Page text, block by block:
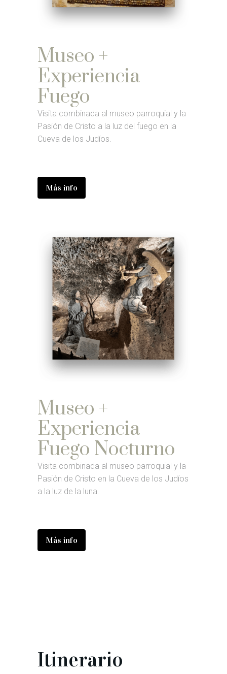
Museo +
Experiencia
Fuego
Visita combinada al museo parroquial y la
Pasión de Cristo a la luz del fuego en la
Cueva de los Judíos.
Más info
Museo +
Experiencia
Fuego Nocturno
Visita combinada al museo parroquial y la
Pasión de Cristo en la Cueva de los Judíos
a la luz de la luna.
Más info
Itinerario